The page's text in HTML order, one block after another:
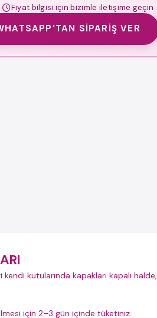
Fiyat bilgisi için bizimle iletişime geçin
SIPARIŞ VER
kutularında kapakları kapalı halde,
için 2–3 gün içinde tüketiniz.